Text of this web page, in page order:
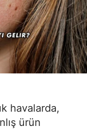
havalarda,
ürün